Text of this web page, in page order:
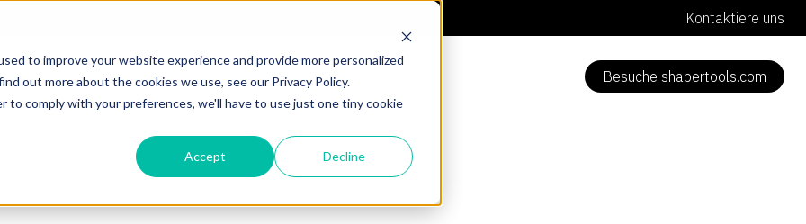
to improve your website experience and provide more personalized
out more about the cookies we use, see our Privacy Policy.
comply with your preferences, we'll have to use just one tiny cookie
Accept Decline
Kontaktiere uns
Besuche shapertools.com